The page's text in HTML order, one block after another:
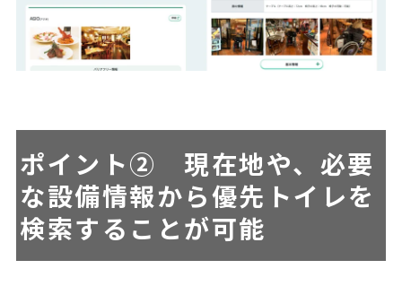
ポイント② 現在地や、必要
な設備情報から優先トイレを
検索することが可能